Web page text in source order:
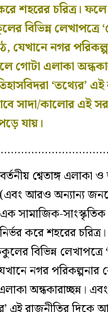
শহরের চরিত্র।
বিভিন্ন লেখাপত্রে
যেখানে নগর
গোটা এলাকা
‘তথ্যের’
সাদা/কালোর এই
যায়।
শ্বেতাঙ্গ
(এবং আরও অন্যান্য
একসামাজিক-সাংস্কৃতিক
করে শহরের চরিত্র।
বিভিন্ন লেখাপত্রে
নগর
অন্ধকারাচ্ছন্ন।